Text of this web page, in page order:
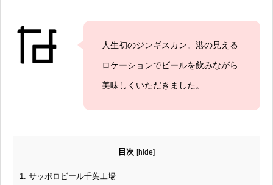
人生初のジンギスカン。港の見える
ロケーションでビールを飲みながら
美味しくいただきました。
目次 [hide]
1. サッポロビール千葉工場